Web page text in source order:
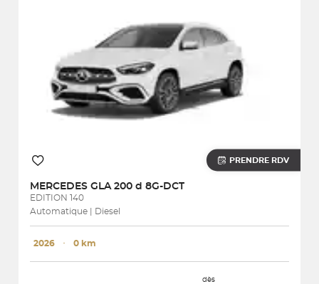
PRENDRE RDV
MERCEDES GLA 200 d 8G-DCT
EDITION 140
Automatique | Diesel
2026 ･ 0 km
dès